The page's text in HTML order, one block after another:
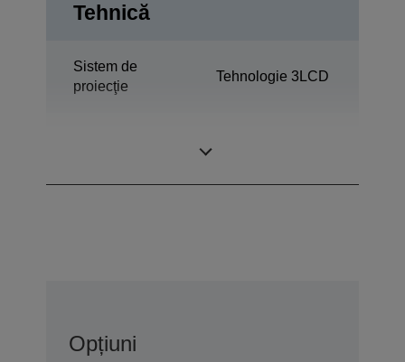
Tehnică
Sistem de
proiecţie
Tehnologie 3LCD
Opțiuni